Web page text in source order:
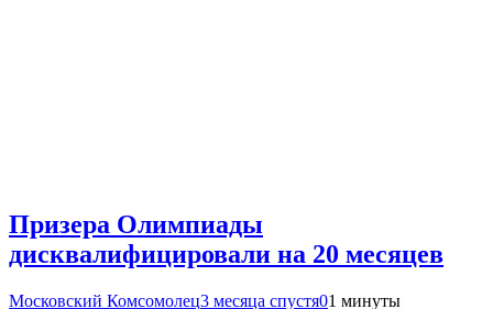
Призера Олимпиады
дисквалифицировали на 20 месяцев
Московский Комсомолец3 месяца спустя01 минуты